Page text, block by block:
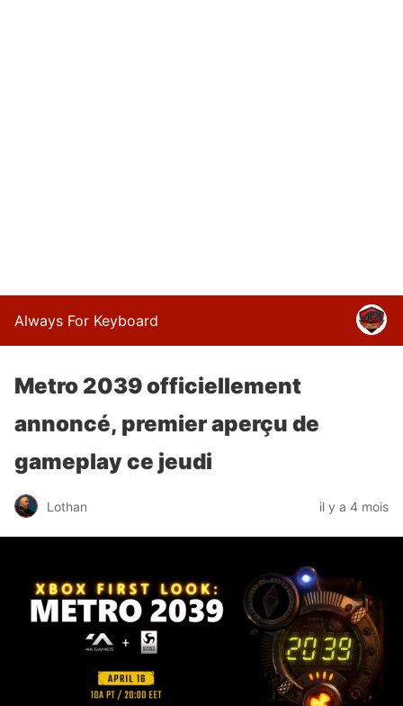
Always For Keyboard
Metro 2039 officiellement
annoncé, premier aperçu de
gameplay ce jeudi
Lothan il y a 4 mois